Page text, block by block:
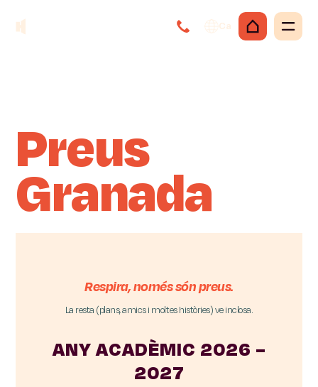
Ca
Preus
Granada
Respira, només són preus.
La resta (plans, amics i moltes històries) ve inclosa.
ANY ACADÈMIC 2026 –
2027